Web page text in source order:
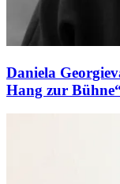
Daniela
Hang zur